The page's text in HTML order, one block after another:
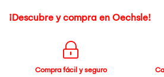
¡Descubre y compra en Oechsle!
Compra fácil y seguro